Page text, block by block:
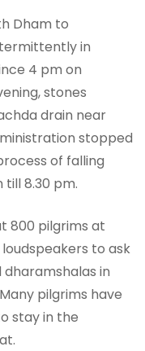
Dham to
in
4 pm on
stones
drain near
stopped
of falling
8.30 pm.
800 pilgrims at
to ask
in
pilgrims have
stay in the